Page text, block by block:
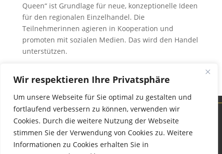
Wir respektieren Ihre Privatsphäre
Um unsere Webseite für Sie optimal zu gestalten und
fortlaufend verbessern zu können, verwenden wir
Cookies. Durch die weitere Nutzung der Webseite
stimmen Sie der Verwendung von Cookies zu. Weitere
Informationen zu Cookies erhalten Sie in
Queen“ ist Grundlage für neue, konzeptionelle Ideen
für den regionalen Einzelhandel. Die
Teilnehmerinnen agieren in Kooperation und
promoten mit sozialen Medien. Das wird den Handel
unterstützen.